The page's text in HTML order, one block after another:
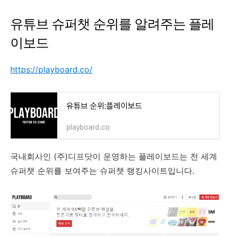
유튜브 슈퍼챗 순위를 알려주는 플레
이보드
https://playboard.co/
유튜브 순위:플레이보드
playboard.co
국내회사인 (주)디프닷이 운영하는 플레이보드는 전 세계
슈퍼챗 순위를 보여주는 슈퍼챗 랭킹사이트입니다.